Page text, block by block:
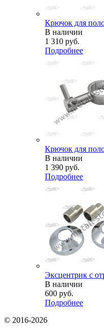
Крючок для
В наличии
1 310 руб.
Подробнее
Крючок для
В наличии
1 390 руб.
Подробнее
Эксцентрик с
В наличии
600 руб.
Подробнее
© 2016-2026